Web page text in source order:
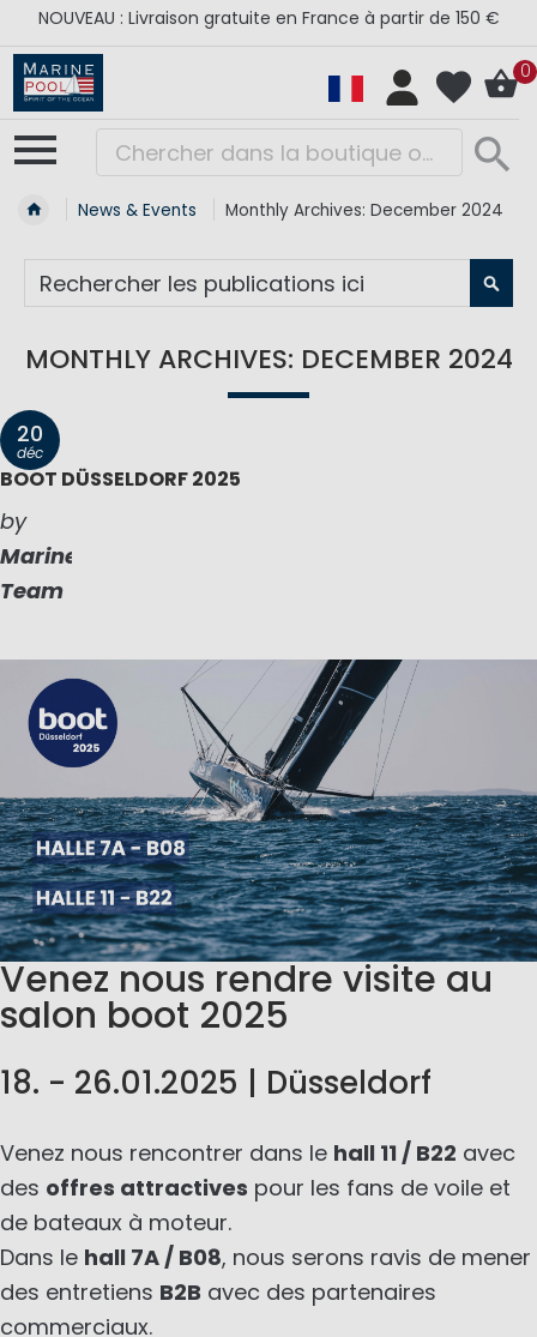
NOUVEAU : Livraison gratuite en France à partir de 150 €
0
News & Events Monthly Archives: December 2024
MONTHLY ARCHIVES: DECEMBER 2024
20
déc
BOOT DÜSSELDORF 2025
by
Marinepool
Team
Venez nous rendre visite au
salon boot 2025
18. - 26.01.2025 | Düsseldorf
Venez nous rencontrer dans le hall 11 / B22 avec
des offres attractives pour les fans de voile et
de bateaux à moteur.
Dans le hall 7A / B08, nous serons ravis de mener
des entretiens B2B avec des partenaires
commerciaux.